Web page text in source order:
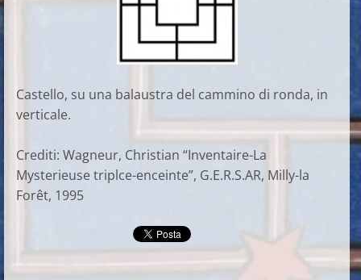
Castello, su una balaustra del cammino di ronda, in
verticale.
Crediti: Wagneur, Christian “Inventaire-La
Mysterieuse triplce-enceinte”, G.E.R.S.AR, Milly-la
Forêt, 1995